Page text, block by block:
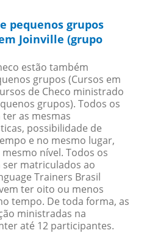
pequenos grupos
Joinville (grupo
estão também
grupos (Cursos em
de Checo ministrado
grupos). Todos os
as mesmas
possibilidade de
e no mesmo lugar,
nível. Todos os
matriculados ao
Trainers Brasil
ter oito ou menos
tempo. De toda forma, as
ministradas na
até 12 participantes.